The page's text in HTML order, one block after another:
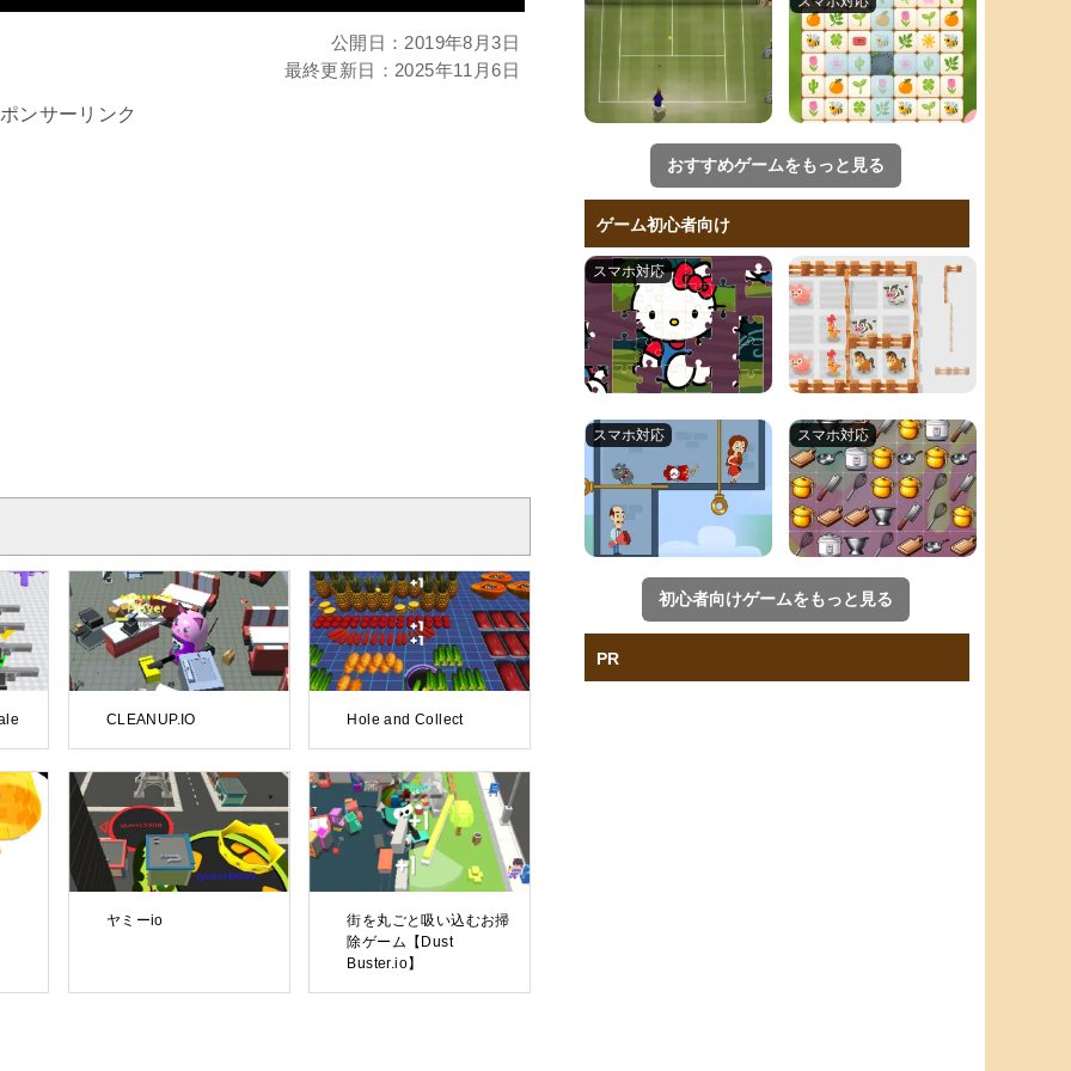
公開日： 2019年8月3日
最終更新日： 2025年11月6日
ンサーリンク
CLEANUP.IO Hole and Collect
ヤミーio
街を丸ごと吸い込むお掃
除ゲーム【Dust
Buster.io】
おすすめゲームをもっと見る
ゲーム初心者向け
初心者向けゲームをもっと見る
PR